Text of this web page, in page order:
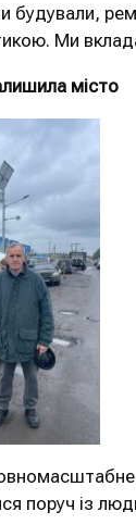
будували,
Ми
місто
поруч із